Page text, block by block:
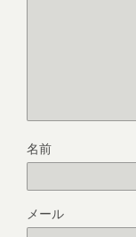
名前
メール